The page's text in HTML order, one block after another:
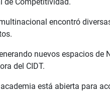
de Competitividad.
encontró
nuevos espacios
del CIDT.
está abierta para